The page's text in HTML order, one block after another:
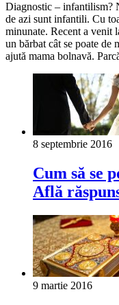
Diagnostic – infantilism?
de azi sunt infantili. Cu
minunate. Recent a venit
un bărbat cât se poate de
ajută mama bolnavă.
8 septembrie 2016
Cum să se
Află
9 martie 2016